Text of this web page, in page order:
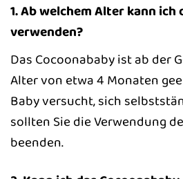
1. Ab welchem Alter kann ich
verwenden?
Das Cocoonababy ist ab der
Alter von etwa 4 Monaten
Baby versucht, sich
sollten Sie die Verwendung
beenden.